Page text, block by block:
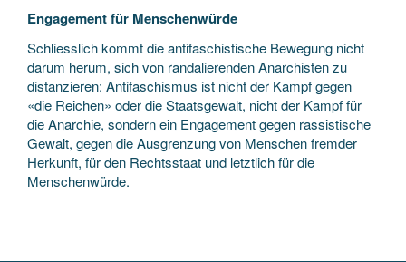
Engagement für Menschenwürde
Schliesslich kommt die antifaschistische Bewegung nicht
darum herum, sich von randalierenden Anarchisten zu
distanzieren: Antifaschismus ist nicht der Kampf gegen
«die Reichen» oder die Staatsgewalt, nicht der Kampf für
die Anarchie, sondern ein Engagement gegen rassistische
Gewalt, gegen die Ausgrenzung von Menschen fremder
Herkunft, für den Rechtsstaat und letztlich für die
Menschenwürde.